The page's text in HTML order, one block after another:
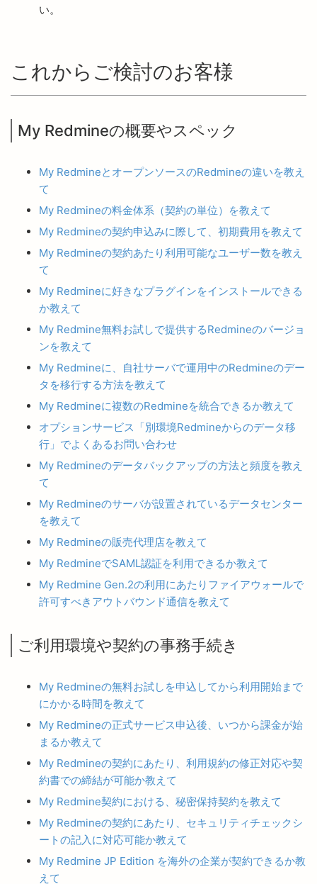
い。
これからご検討のお客様
My Redmineの概要やスペック
My RedmineとオープンソースのRedmineの違いを教え
て
My Redmineの料金体系（契約の単位）を教えて
My Redmineの契約申込みに際して、初期費用を教えて
My Redmineの契約あたり利用可能なユーザー数を教え
て
My Redmineに好きなプラグインをインストールできる
か教えて
My Redmine無料お試しで提供するRedmineのバージョ
ンを教えて
My Redmineに、自社サーバで運用中のRedmineのデー
タを移行する方法を教えて
My Redmineに複数のRedmineを統合できるか教えて
オプションサービス「別環境Redmineからのデータ移
行」でよくあるお問い合わせ
My Redmineのデータバックアップの方法と頻度を教え
て
My Redmineのサーバが設置されているデータセンター
を教えて
My Redmineの販売代理店を教えて
My RedmineでSAML認証を利用できるか教えて
My Redmine Gen.2の利用にあたりファイアウォールで
許可すべきアウトバウンド通信を教えて
ご利用環境や契約の事務手続き
My Redmineの無料お試しを申込してから利用開始まで
にかかる時間を教えて
My Redmineの正式サービス申込後、いつから課金が始
まるか教えて
My Redmineの契約にあたり、利用規約の修正対応や契
約書での締結が可能か教えて
My Redmine契約における、秘密保持契約を教えて
My Redmineの契約にあたり、セキュリティチェックシ
ートの記入に対応可能か教えて
My Redmine JP Edition を海外の企業が契約できるか教
えて